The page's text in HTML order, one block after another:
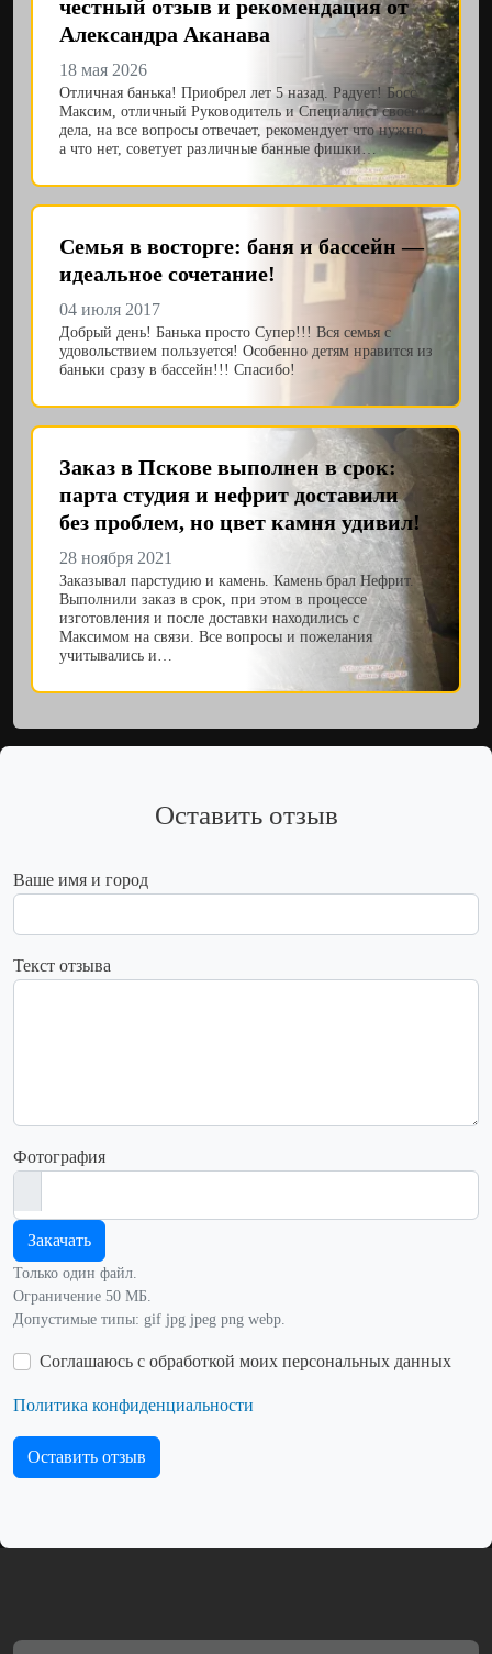
честный отзыв и рекомендация от
Александра Аканава
18 мая 2026
Отличная банька! Приобрел лет 5 назад. Радует! Босс
Максим, отличный Руководитель и Специалист своего
дела, на все вопросы отвечает, рекомендует что нужно,
а что нет, советует различные банные фишки…
Семья в восторге: баня и бассейн —
идеальное сочетание!
04 июля 2017
Добрый день! Банька просто Супер!!! Вся семья с
удовольствием пользуется! Особенно детям нравится из
баньки сразу в бассейн!!! Спасибо!
Заказ в Пскове выполнен в срок:
парта студия и нефрит доставили
без проблем, но цвет камня удивил!
28 ноября 2021
Заказывал парстудию и камень. Камень брал Нефрит.
Выполнили заказ в срок, при этом в процессе
изготовления и после доставки находились с
Максимом на связи. Все вопросы и пожелания
учитывались и…
Оставить отзыв
Ваше имя и город
Текст отзыва
Фотография
Закачать
Только один файл.
Ограничение 50 МБ.
Допустимые типы: gif jpg jpeg png webp.
Соглашаюсь с обработкой моих персональных данных
Политика конфиденциальности
Оставить отзыв